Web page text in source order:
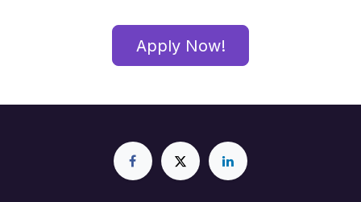
Apply Now!